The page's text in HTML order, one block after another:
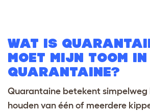
WAT IS
MOET MIJN TOOM IN
QUARANTAINE?
Quarantaine betekent
houden van één of meerdere